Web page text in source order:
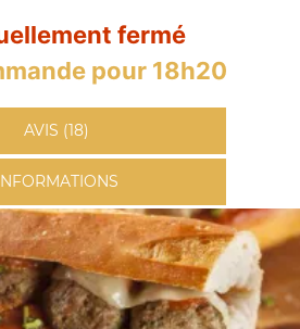
fermé
pour 18h20
AVIS (18)